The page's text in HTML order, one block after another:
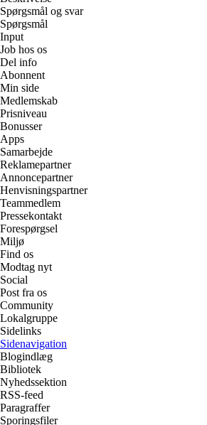
Spørgsmål og svar
Spørgsmål
Input
Job hos os
Del info
Abonnent
Min side
Medlemskab
Prisniveau
Bonusser
Apps
Samarbejde
Reklamepartner
Annoncepartner
Henvisningspartner
Teammedlem
Pressekontakt
Forespørgsel
Miljø
Find os
Modtag nyt
Social
Post fra os
Community
Lokalgruppe
Sidelinks
Sidenavigation
Blogindlæg
Bibliotek
Nyhedssektion
RSS-feed
Paragraffer
Sporingsfiler